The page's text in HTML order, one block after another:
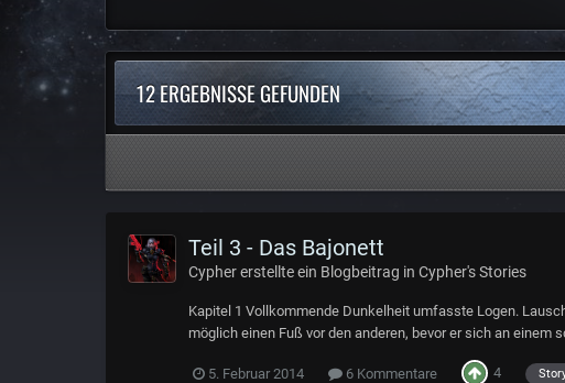
12 ERGEBNISSE GEFUNDEN
Teil 3 - Das Bajonett
Cyphererstellte ein Blogbeitrag in Cypher's Stories
Kapitel 1 Vollkommende Dunkelheit umfasste Logen.
möglich einen Fuß vor den anderen, bevor er sich an
5. Februar 2014 6 Kommentare 4